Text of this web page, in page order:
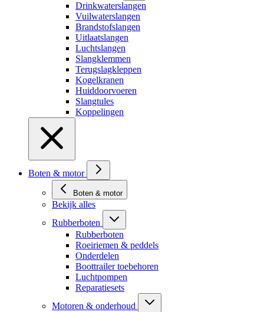
Drinkwaterslangen
Vuilwaterslangen
Brandstofslangen
Uitlaatslangen
Luchtslangen
Slangklemmen
Terugslagkleppen
Kogelkranen
Huiddoorvoeren
Slangtules
Koppelingen
Boten & motor
Boten & motor
Bekijk alles
Rubberboten
Rubberboten
Roeiriemen & peddels
Onderdelen
Boottrailer toebehoren
Luchtpompen
Reparatiesets
Motoren & onderhoud